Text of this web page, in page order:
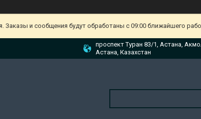
Заказы и сообщения будут обработаны с 09:00 ближайшего
проспект Туран 83/1, Астана,
Астана, Казахстан